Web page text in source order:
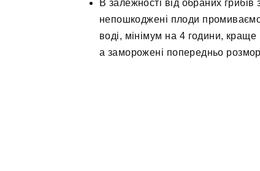
В залежності від обраних
непошкоджені плоди промиваємо
воді, мінімум на 4 години,
а заморожені попередньо